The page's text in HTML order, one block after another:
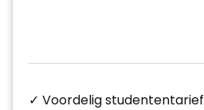
✓ Voordelig studententarief